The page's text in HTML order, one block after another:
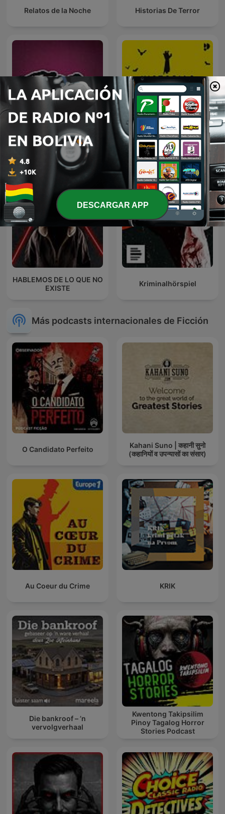
Relatos de la Noche Historias De Terror
La Mano Peluda Historias Perdidas
HABLEMOS DE LO QUE NO
EXISTE
Kriminalhörspiel
Más podcasts internacionales de Ficción
O Candidato Perfeito
Kahani Suno | कहानी सुनो
(कहानियों व उपन्यासों का संसार)
Au Coeur du Crime KRIK
Die bankroof – ’n
vervolgverhaal
Kwentong Takipsilim
Pinoy Tagalog Horror
Stories Podcast
DESCARGAR APP